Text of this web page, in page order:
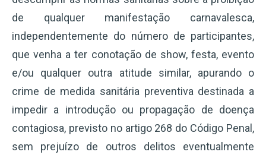
de qualquer manifestação carnavalesca,
independentemente do número de participantes,
que venha a ter conotação de show, festa, evento
e/ou qualquer outra atitude similar, apurando o
crime de medida sanitária preventiva destinada a
impedir a introdução ou propagação de doença
contagiosa, previsto no artigo 268 do Código Penal,
sem prejuízo de outros delitos eventualmente